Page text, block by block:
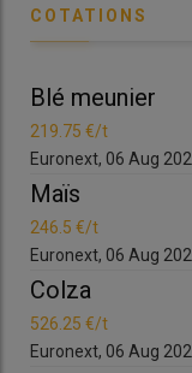
COTATIONS